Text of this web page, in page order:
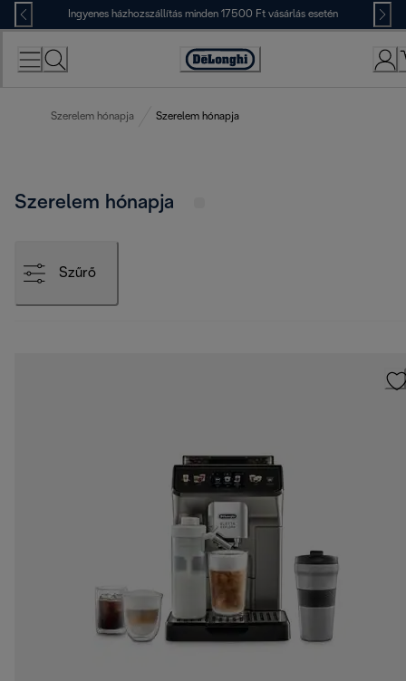
Skip
to
Content
Ingyenes házhozszállítás minden 17500 Ft vásárlás esetén
Accessibility
Szerelem hónapja Szerelem hónapja
Szerelem hónapja
Szűrő